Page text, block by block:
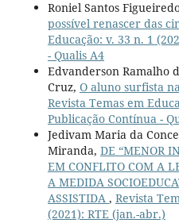
Roniel Santos
possível renascer das
Educação: v. 33 n. 1
- Qualis A4
Edvanderson Ramalho
Cruz, O aluno surfista
Revista Temas em
Publicação Contínua -
Jedivam Maria da
Miranda, DE “MENOR
EM CONFLITO COM A
A MEDIDA
ASSISTIDA , Revista
(2021): RTE (jan.-abr.)